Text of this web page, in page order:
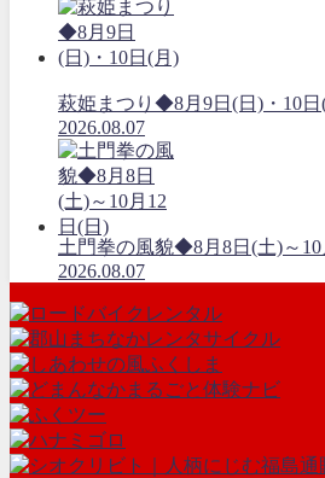
萩姫まつり◆8月9日(日)・10日
2026.08.07
土門拳の風貌◆8月8日(土)～10
2026.08.07